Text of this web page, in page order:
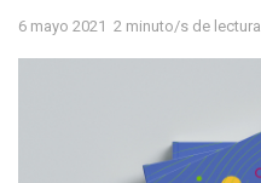
6 mayo 2021 2 minuto/s de lectura